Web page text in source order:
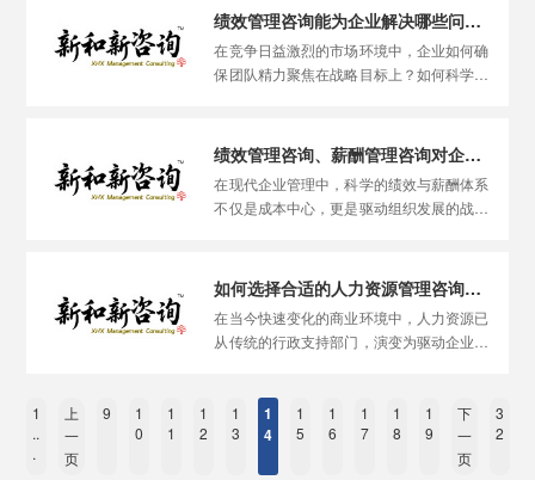
提出科学合理的管理策略与优化方案，助力
企业提升运营效率和综合管理水平。
绩效管理咨询能为企业解决哪些问题？
在竞争日益激烈的市场环境中，企业如何确
保团队精力聚焦在战略目标上？如何科学评
具，更是构建一套牵引组织持续增长的生态
系统。那么，专业的绩效管理咨询究竟能帮
助企业解决哪些具体问题？
绩效管理咨询、薪酬管理咨询对企业的优势
在现代企业管理中，科学的绩效与薪酬体系
不仅是成本中心，更是驱动组织发展的战略
值”与“如何分配价值”两大核心命题，从而构
建持续健康的组织生态。
如何选择合适的人力资源管理咨询公司？
在当今快速变化的商业环境中，人力资源已
从传统的行政支持部门，演变为驱动企业战
代化的人力资源体系，企业常常需要借助外
部专业力量。这时，选择一家合适的人力资
1
..
.
上
一
页
9
1
0
1
1
1
2
1
3
1
4
1
5
1
6
1
7
1
8
1
9
下
一
页
3
2